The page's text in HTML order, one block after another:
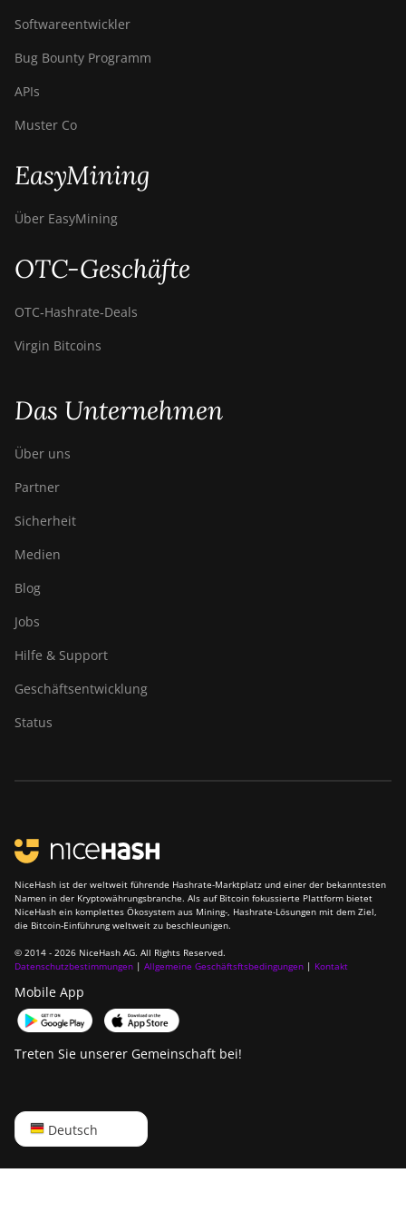
Softwareentwickler
Bug Bounty Programm
APIs
Muster Co
EasyMining
Über EasyMining
OTC-Geschäfte
OTC‑Hashrate‑Deals
Virgin Bitcoins
Das Unternehmen
Über uns
Partner
Sicherheit
Medien
Blog
Jobs
Hilfe & Support
Geschäftsentwicklung
Status
NiceHash ist der weltweit führende Hashrate-Marktplatz und einer der bekanntesten
Namen in der Kryptowährungsbranche. Als auf Bitcoin fokussierte Plattform bietet
NiceHash ein komplettes Ökosystem aus Mining-, Hashrate-Lösungen mit dem Ziel,
die Bitcoin-Einführung weltweit zu beschleunigen.
© 2014 - 2026 NiceHash AG. All Rights Reserved.
Datenschutzbestimmungen | Allgemeine Geschäftsftsbedingungen | Kontakt
Mobile App
Treten Sie unserer Gemeinschaft bei!
Deutsch
English